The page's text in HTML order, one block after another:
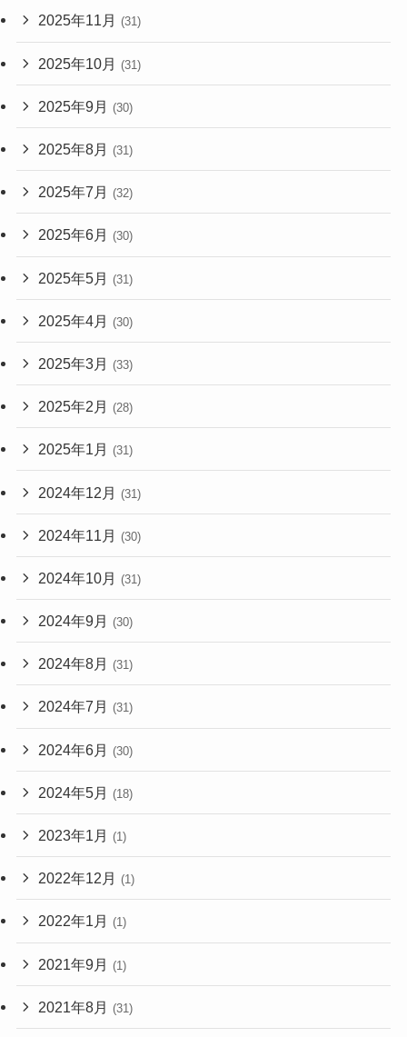
2025年11月 (31)
2025年10月 (31)
2025年9月 (30)
2025年8月 (31)
2025年7月 (32)
2025年6月 (30)
2025年5月 (31)
2025年4月 (30)
2025年3月 (33)
2025年2月 (28)
2025年1月 (31)
2024年12月 (31)
2024年11月 (30)
2024年10月 (31)
2024年9月 (30)
2024年8月 (31)
2024年7月 (31)
2024年6月 (30)
2024年5月 (18)
2023年1月 (1)
2022年12月 (1)
2022年1月 (1)
2021年9月 (1)
2021年8月 (31)